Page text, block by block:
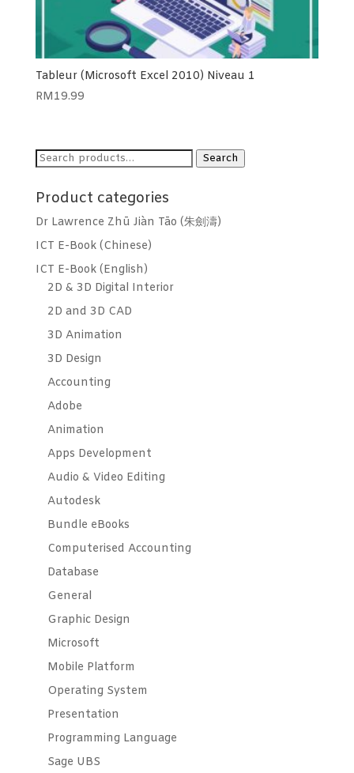
Tableur (Microsoft Excel 2010) Niveau 1
RM19.99
Search
Search
Product categories
Dr Lawrence Zhū Jiàn Tāo (朱劍濤)
ICT E-Book (Chinese)
ICT E-Book (English)
2D & 3D Digital Interior
2D and 3D CAD
3D Animation
3D Design
Accounting
Adobe
Animation
Apps Development
Audio & Video Editing
Autodesk
Bundle eBooks
Computerised Accounting
Database
General
Graphic Design
Microsoft
Mobile Platform
Operating System
Presentation
Programming Language
Sage UBS